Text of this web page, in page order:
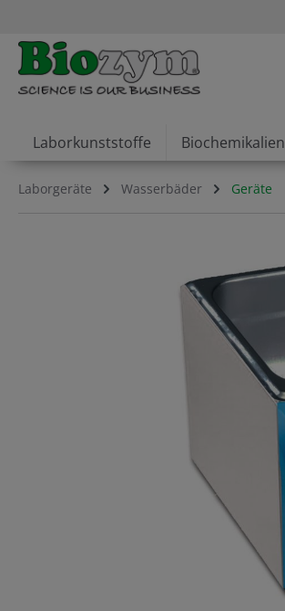
Laborkunststoffe Biochemikalien
Laborgeräte Wasserbäder Geräte